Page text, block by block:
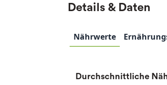
Details & Daten
Nährwerte
Durchschnittliche